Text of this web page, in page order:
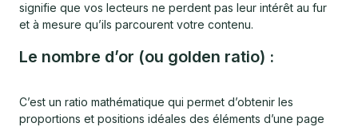
signifie que vos lecteurs ne perdent pas leur intérêt au fur
et à mesure qu’ils parcourent votre contenu.
Le nombre d’or (ou golden ratio) :
C’est un ratio mathématique qui permet d’obtenir les
proportions et positions idéales des éléments d’une page